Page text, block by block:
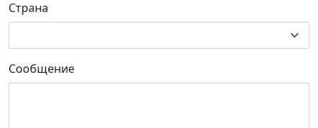
Страна
Сообщение